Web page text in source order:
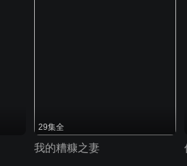
29集全
我的糟糠之妻